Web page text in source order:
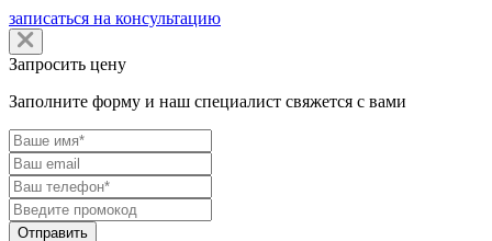
записаться на консультацию
Запросить цену
Заполните форму и наш специалист свяжется с вами